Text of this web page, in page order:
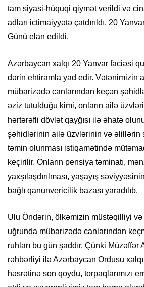
tam siyasi-hüquqi qiymət verildi və
adları ictimaiyyətə çatdırıldı. 20
Günü elan edildi.
Azərbaycan xalqı 20 Yanvar faciəsi
dərin ehtiramla yad edir. Vətənimizin
mübarizədə canlarından keçən
əziz tutulduğu kimi, onların ailə
hərtərəfli dövlət qayğısı ilə əhatə
şəhidlərinin ailə üzvlərinin və əlillərin
təmin olunması istiqamətində
keçirilir. Onların pensiya təminatı,
yaxşılaşdırılması, yaşayış
bağlı qanunvericilik bazası yaradılıb.
Ulu Öndərin, ölkəmizin müstəqilliyi
uğrunda mübarizədə canlarından
ruhları bu gün şaddır. Çünki Müzəffər
rəhbərliyi ilə Azərbaycan Ordusu
həsrətinə son qoydu, torpaqlarımızı